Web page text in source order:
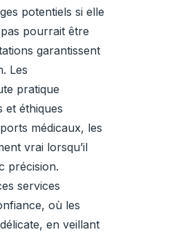
potentiels si elle
pourrait être
garantissent
Les
pratique
et éthiques
médicaux, les
vrai lorsqu’il
précision.
services
où les
en veillant